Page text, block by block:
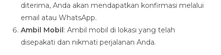
diterima, Anda akan mendapatkan konfirmasi melalui
email atau WhatsApp.
Ambil Mobil : Ambil mobil di lokasi yang telah
disepakati dan nikmati perjalanan Anda.